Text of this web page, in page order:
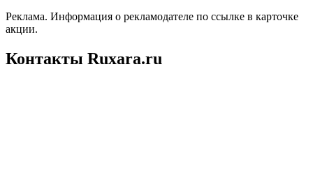
Реклама. Информация о рекламодателе по ссылке в карточке
акции.
Контакты Ruxara.ru